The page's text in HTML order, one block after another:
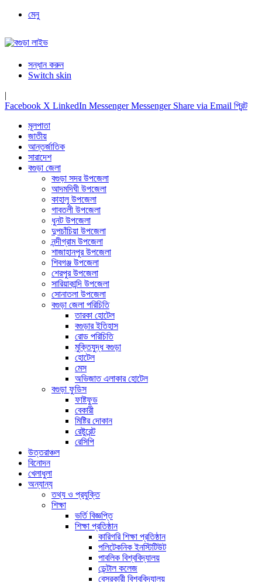
মেনু
সন্ধান করুন
Switch skin
|
Facebook X LinkedIn Messenger Messenger Share via Email প্রিন্ট
মূলপাতা
জাতীয়
আন্তর্জাতিক
সারাদেশ
বগুড়া জেলা
বগুড়া সদর উপজেলা
আদমদিঘী উপজেলা
কাহালু উপজেলা
গাবতলী উপজেলা
ধুনট উপজেলা
দুপচাঁচিয়া উপজেলা
নন্দীগ্রাম উপজেলা
শাজাহানপুর উপজেলা
শিবগঞ্জ উপজেলা
শেরপুর উপজেলা
সারিয়াকান্দি উপজেলা
সোনাতলা উপজেলা
বগুড়া জেলা পরিচিতি
তারকা হোটেল
বগুড়ার ইতিহাস
রোড পরিচিতি
মুক্তিযুদ্ধ বগুড়া
হোটেল
মেস
অভিজাত এলাকার হোটেল
বগুড়া ফুডিস
ফাষ্টফুড
বেকারী
মিষ্টির দোকান
রেষ্টুরেন্ট
রেসিপি
উত্তরাঞ্চল
বিনোদন
খেলাধুলা
অন্যান্য
তথ্য ও প্রযুক্তি
শিক্ষা
ভর্তি বিজ্ঞপ্তি
শিক্ষা প্রতিষ্ঠান
কারিগরি শিক্ষা প্রতিষ্ঠান
পলিটেকনিক ইনস্টিটিউট
পাবলিক বিশ্ববিদ্যালয়
ডেন্টাল কলেজ
বেসরকারী বিশ্ববিদ্যালয়